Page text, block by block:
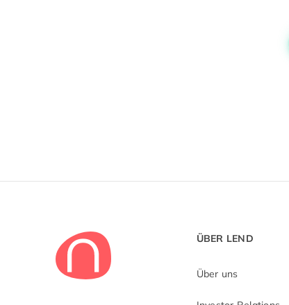
ÜBER LEND
Über uns